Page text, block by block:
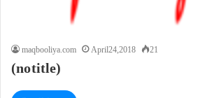
maqbooliya.com April 24, 2018 21
(no title)